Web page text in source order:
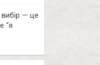
вибір — це
“я